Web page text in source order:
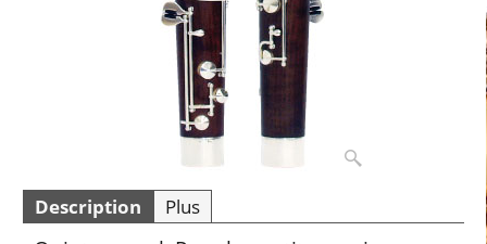
Description Plus